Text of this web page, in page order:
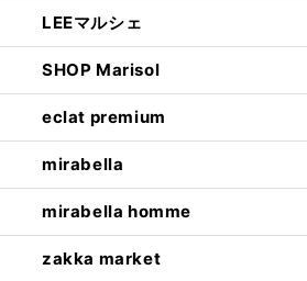
LEEマルシェ
SHOP Marisol
eclat premium
mirabella
mirabella homme
zakka market